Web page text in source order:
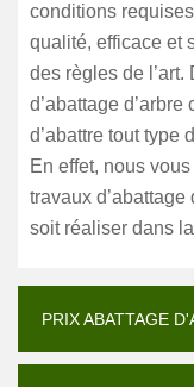
conditions
qualité, efficace et
des règles de l’art.
d’abattage
d’abattre tout type
En effet, nous
travaux
soit réaliser dans
PRIX ABATTAGE